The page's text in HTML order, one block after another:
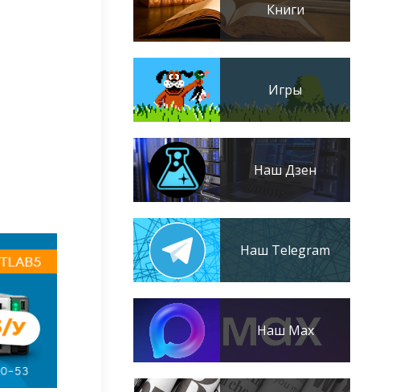
Книги
Игры
Наш Дзен
Наш Telegram
Наш Max